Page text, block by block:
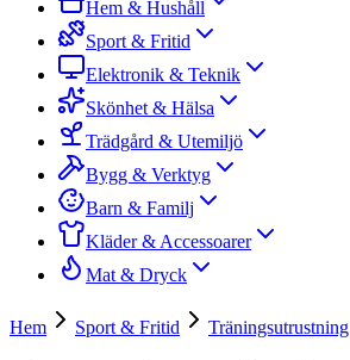
Hem & Hushåll
Sport & Fritid
Elektronik & Teknik
Skönhet & Hälsa
Trädgård & Utemiljö
Bygg & Verktyg
Barn & Familj
Kläder & Accessoarer
Mat & Dryck
Hem Sport & Fritid Träningsutrustning